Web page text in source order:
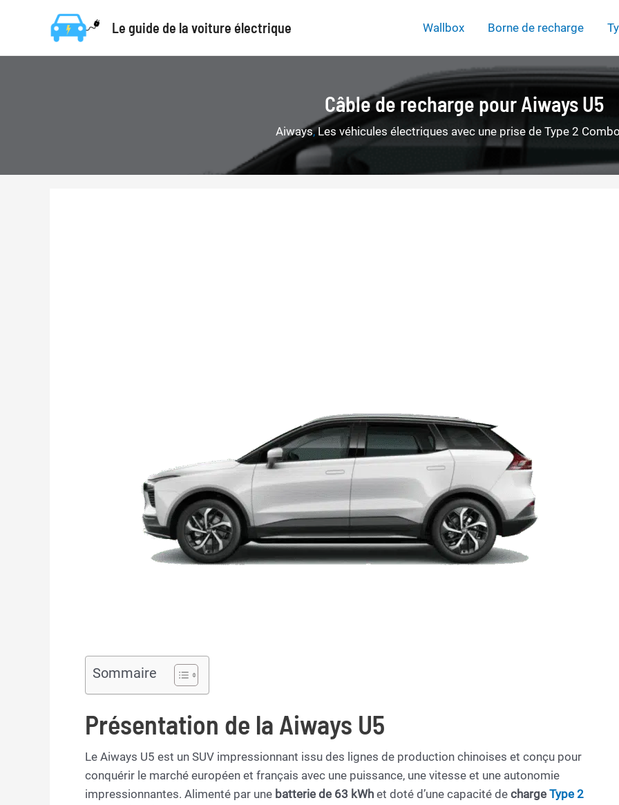
Le guide de la voiture électrique Wallbox Borne de recharge
Câble de recharge pour Aiways U5
Aiways,Les véhicules électriques avec une prise de Type 2
Sommaire
Présentation de la Aiways U5
Le Aiways U5 est un SUV impressionnant issu des lignes de production chinoises et conçu pour
conquérir le marché européen et français avec une puissance, une vitesse et une autonomie
impressionnantes. Alimenté par une batterie de 63 kWh et doté d’une capacité de charge Type 2